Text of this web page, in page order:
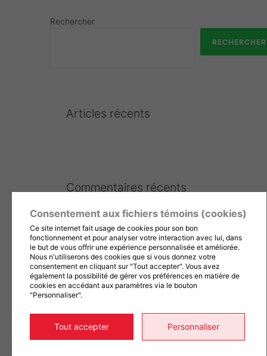
Rechercher
RECHERCHER
Articles récents
Commentaires récents
Archives
Aucune archive à afficher.
Consentement aux fichiers témoins (cookies)
Ce site internet fait usage de cookies pour son bon
fonctionnement et pour analyser votre interaction avec lui, dans
le but de vous offrir une expérience personnalisée et améliorée.
Nous n'utiliserons des cookies que si vous donnez votre
consentement en cliquant sur "Tout accepter". Vous avez
également la possibilité de gérer vos préférences en matière de
cookies en accédant aux paramètres via le bouton
"Personnaliser".
Tout accepter Personnaliser